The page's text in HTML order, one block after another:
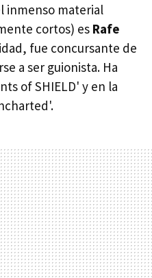
inmenso material
cortos) es Rafe
fue concursante de
a ser guionista. Ha
of SHIELD' y en la